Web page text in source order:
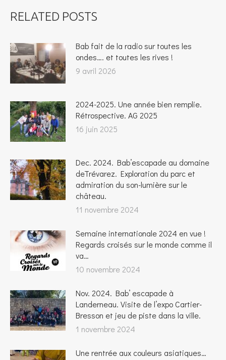
RELATED POSTS
Bab fait de la radio sur toutes les
ondes…. et toutes les rives !
9 avril 2026
2024-2025. Une année bien remplie.
Rétrospective. AG 2025
16 juin 2025
Dec. 2024. Bab’escapade au domaine
deTrévarez. Exploration du parc et
admiration du son-lumière sur le
château.
11 novembre 2024
Semaine internationale 2024 en vue !
Regards croisés sur le monde comme il
va…
10 novembre 2024
Nov. 2024. Bab’ escapade à
Landerneau. Visite de l’expo Cartier-
Bresson et jeu de piste dans la ville.
1 novembre 2024
Une rentrée aux couleurs asiatiques…